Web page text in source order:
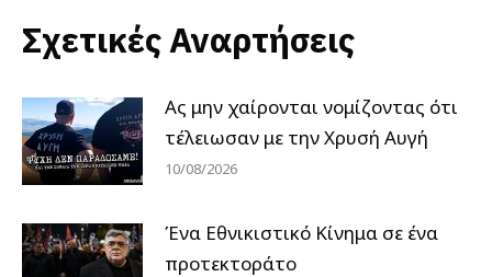
Σχετικές Αναρτήσεις
Ας μην χαίρονται νομίζοντας ότι
τέλειωσαν με την Χρυσή Αυγή
10/08/2026
Ένα Εθνικιστικό Κίνημα σε ένα
προτεκτοράτο